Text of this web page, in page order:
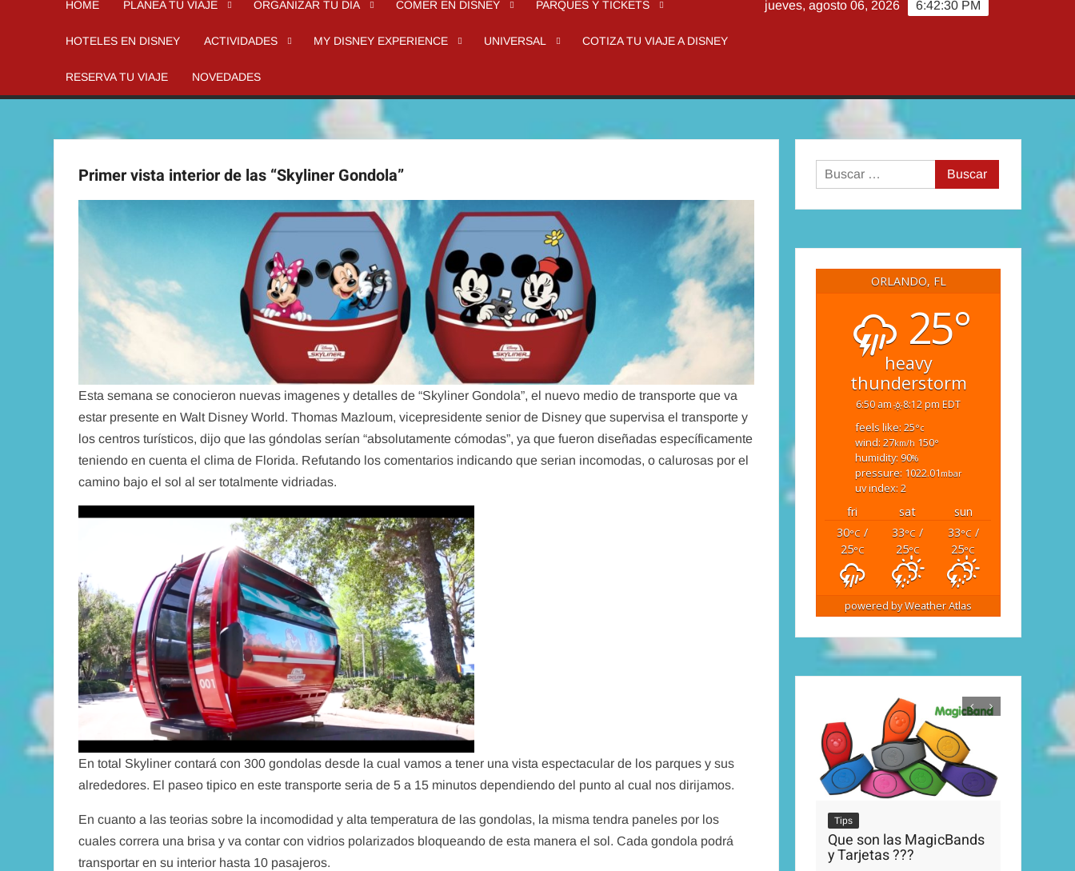
HOME PLANEA TU VIAJE ORGANIZAR TU DIA COMER EN DISNEY PARQUES Y TICKETS
HOTELES EN DISNEY ACTIVIDADES MY DISNEY EXPERIENCE UNIVERSAL COTIZA TU VIAJE A DISNEY
RESERVA TU VIAJE NOVEDADES
6:42:32 PM
jueves, agosto 06, 2026
Primer vista interior de las “Skyliner Gondola”
Esta semana se conocieron nuevas imagenes y detalles de “Skyliner Gondola”, el nuevo medio de transporte que va
estar presente en Walt Disney World. Thomas Mazloum, vicepresidente senior de Disney que supervisa el transporte y
los centros turísticos, dijo que las góndolas serían “absolutamente cómodas”, ya que fueron diseñadas específicamente
teniendo en cuenta el clima de Florida. Refutando los comentarios indicando que serian incomodas, o calurosas por el
camino bajo el sol al ser totalmente vidriadas.
En total Skyliner contará con 300 gondolas desde la cual vamos a tener una vista espectacular de los parques y sus
alrededores. El paseo tipico en este transporte seria de 5 a 15 minutos dependiendo del punto al cual nos dirijamos.
En cuanto a las teorias sobre la incomodidad y alta temperatura de las gondolas, la misma tendra paneles por los
cuales correra una brisa y va contar con vidrios polarizados bloqueando de esta manera el sol. Cada gondola podrá
transportar en su interior hasta 10 pasajeros.
Buscar:
ORLANDO, FL
25°
heavy
thunderstorm
6:50 am 8:12 pm EDT
feels like: 25°c
wind: 27km/h 150°
humidity: 90%
pressure: 1022.01 mbar
uv index: 2
fri sat
sun
30°C /
25°C
33°C /
25°C
33°C /
25°C
powered byWeather Atlas
Tips Tips
Tips
Que son las MagicBands
y Tarjetas ???
Tips
Disney’s Magical Express